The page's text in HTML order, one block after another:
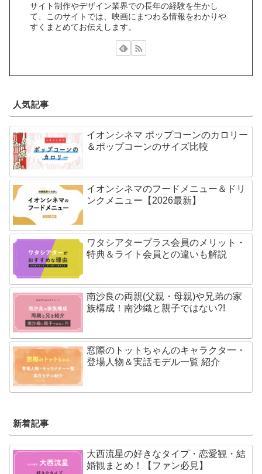
サイト制作やデザイン業界での長年の経験を生かし
て、このサイトでは、映画にまつわる情報をわかりや
すくまとめてお伝えします。
人気記事
イオンシネマ ポップコーンのカロリー
＆ポップコーンのサイズ比較
イオンシネマのフードメニュー＆ドリ
ンクメニュー【2026最新】
ワタシアタープラス会員のメリット・
特典＆ライト会員との違いも解説
南沙良の両親(父親・母親)や兄弟の家
族構成！南沙織と親子ではない?!
窓際のトットちゃんのキャラクタ一・
登場人物＆実話モデル一覧 紹介
新着記事
大西流星の好きなタイプ・恋愛観・結
婚観まとめ！【ファン必見】